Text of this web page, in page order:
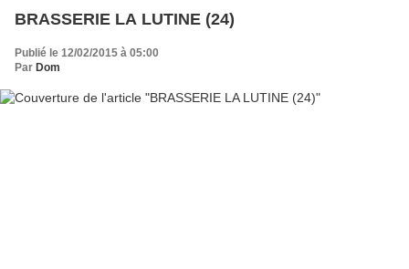
BRASSERIE LA LUTINE (24)
Publié le 12/02/2015 à 05:00
Par Dom